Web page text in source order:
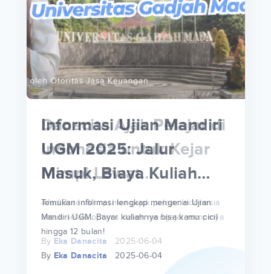
Informasi Ujian Mandiri
UGM 2025: Jalur
Masuk, Biaya Kuliah
hingga Opsi Cicilannya!
Temukan informasi lengkap mengenai Ujian
Mandiri UGM. Bayar kuliahnya bisa kamu cicil
hingga 12 bulan!
By Eka Danacita 2025-06-04